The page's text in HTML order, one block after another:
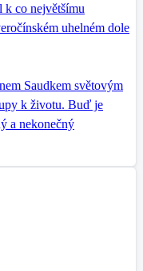
co největšímu
uhelném dole
Saudkem světovým
k životu. Buď je
a nekonečný